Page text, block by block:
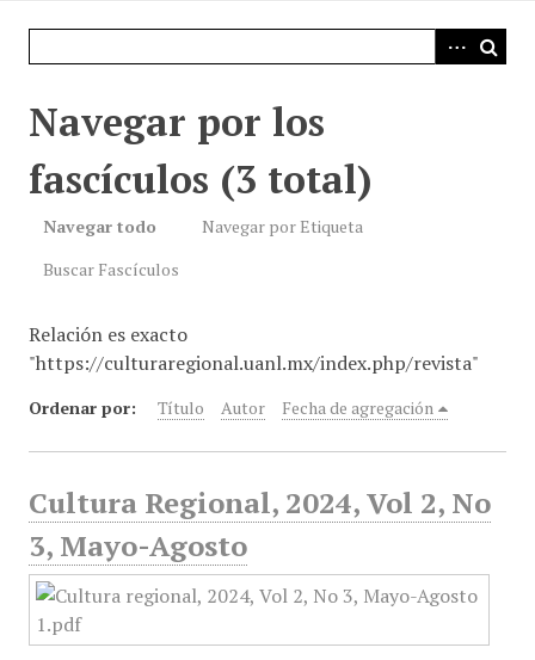
Navegar por los
fascículos (3 total)
Navegar todo
Navegar por Etiqueta
Buscar Fascículos
Relación es exacto
"https://culturaregional.uanl.mx/index.php/revista"
Ordenar por: Título Autor Fecha de agregación
Cultura Regional, 2024, Vol 2, No
3, Mayo-Agosto